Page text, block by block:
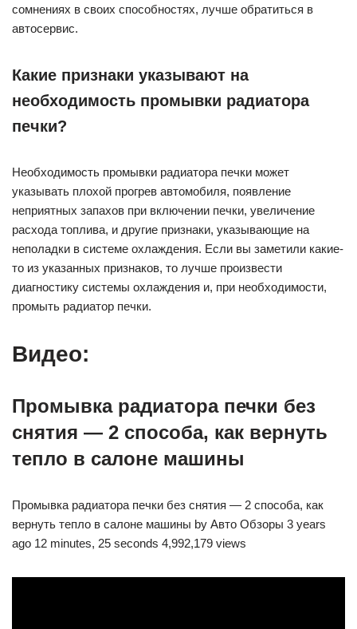
сомнениях в своих способностях, лучше обратиться в
автосервис.
Какие признаки указывают на
необходимость промывки радиатора
печки?
Необходимость промывки радиатора печки может
указывать плохой прогрев автомобиля, появление
неприятных запахов при включении печки, увеличение
расхода топлива, и другие признаки, указывающие на
неполадки в системе охлаждения. Если вы заметили какие-
то из указанных признаков, то лучше произвести
диагностику системы охлаждения и, при необходимости,
промыть радиатор печки.
Видео:
Промывка радиатора печки без
снятия — 2 способа, как вернуть
тепло в салоне машины
Промывка радиатора печки без снятия — 2 способа, как
вернуть тепло в салоне машины by Авто Обзоры 3 years
ago 12 minutes, 25 seconds 4,992,179 views